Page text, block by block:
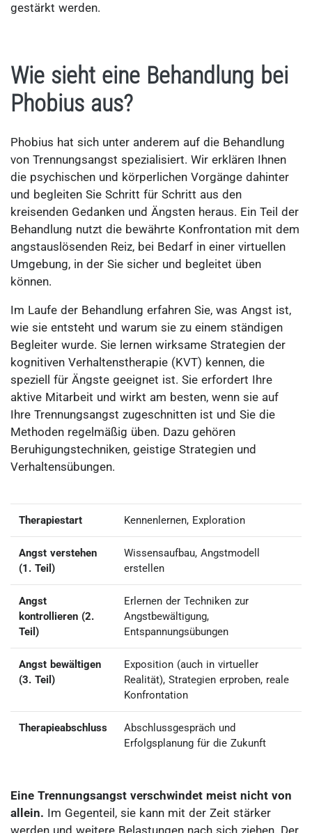
gestärkt werden.
Wie sieht eine Behandlung bei
Phobius aus?
Phobius hat sich unter anderem auf die Behandlung
von Trennungsangst spezialisiert. Wir erklären Ihnen
die psychischen und körperlichen Vorgänge dahinter
und begleiten Sie Schritt für Schritt aus den
kreisenden Gedanken und Ängsten heraus. Ein Teil der
Behandlung nutzt die bewährte Konfrontation mit dem
angstauslösenden Reiz, bei Bedarf in einer virtuellen
Umgebung, in der Sie sicher und begleitet üben
können.
Im Laufe der Behandlung erfahren Sie, was Angst ist,
wie sie entsteht und warum sie zu einem ständigen
Begleiter wurde. Sie lernen wirksame Strategien der
kognitiven Verhaltenstherapie (KVT) kennen, die
speziell für Ängste geeignet ist. Sie erfordert Ihre
aktive Mitarbeit und wirkt am besten, wenn sie auf
Ihre Trennungsangst zugeschnitten ist und Sie die
Methoden regelmäßig üben. Dazu gehören
Beruhigungstechniken, geistige Strategien und
Verhaltensübungen.
Therapiestart Kennenlernen, Exploration
Angst verstehen
(1. Teil)
Wissensaufbau, Angstmodell
erstellen
Angst
kontrollieren (2.
Teil)
Erlernen der Techniken zur
Angstbewältigung,
Entspannungsübungen
Angst bewältigen
(3. Teil)
Exposition (auch in virtueller
Realität), Strategien erproben, reale
Konfrontation
Therapieabschluss
Abschlussgespräch und
Erfolgsplanung für die Zukunft
Eine Trennungsangst verschwindet meist nicht von
allein. Im Gegenteil, sie kann mit der Zeit stärker